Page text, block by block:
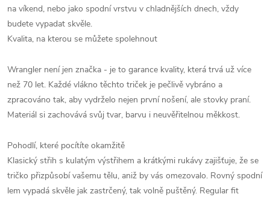
na víkend, nebo jako spodní vrstvu v chladnějších dnech, vždy
budete vypadat skvěle.
Kvalita, na kterou se můžete spolehnout
Wrangler není jen značka - je to garance kvality, která trvá už více
než 70 let. Každé vlákno těchto triček je pečlivě vybráno a
zpracováno tak, aby vydrželo nejen první nošení, ale stovky praní.
Materiál si zachovává svůj tvar, barvu i neuvěřitelnou měkkost.
Pohodlí, které pocítíte okamžitě
Klasický střih s kulatým výstřihem a krátkými rukávy zajišťuje, že se
tričko přizpůsobí vašemu tělu, aniž by vás omezovalo. Rovný spodní
lem vypadá skvěle jak zastrčený, tak volně puštěný. Regular fit